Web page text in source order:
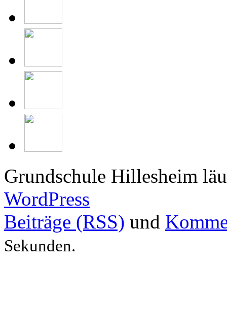
Grundschule Hillesheim
WordPress
Beiträge (RSS) und
Sekunden.